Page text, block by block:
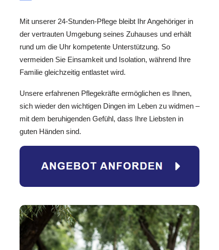
Mit unserer 24-Stunden-Pflege bleibt Ihr Angehöriger in
der vertrauten Umgebung seines Zuhauses und erhält
rund um die Uhr kompetente Unterstützung. So
vermeiden Sie Einsamkeit und Isolation, während Ihre
Familie gleichzeitig entlastet wird.
Unsere erfahrenen Pflegekräfte ermöglichen es Ihnen,
sich wieder den wichtigen Dingen im Leben zu widmen –
mit dem beruhigenden Gefühl, dass Ihre Liebsten in
guten Händen sind.